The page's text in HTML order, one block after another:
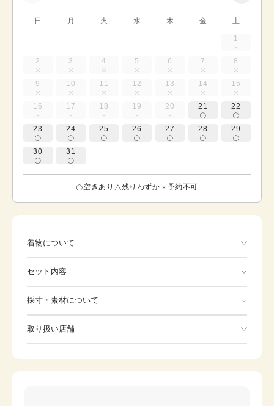
日 月 火 水 木 金 土
1
2 3 4 5 6 7 8
9 10 11 12 13 14 15
16 17 18 19 20 21 22
23 24 25 26 27 28 29
30 31
空きあり 残りわずか 予約不可
着物について
セット内容
※着付けに必要な一式をすべて含みます。
産着
採寸・素材について
身丈 96cm
取り扱い店舗